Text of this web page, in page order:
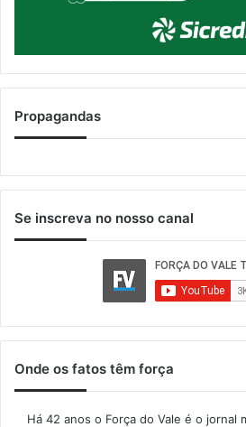
Propagandas
Se inscreva no nosso canal
Onde os fatos têm força
Há 42 anos o Força do Vale é o jornal